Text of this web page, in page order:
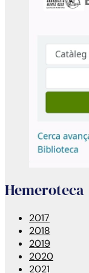
Hemeroteca
2017
2018
2019
2020
2021